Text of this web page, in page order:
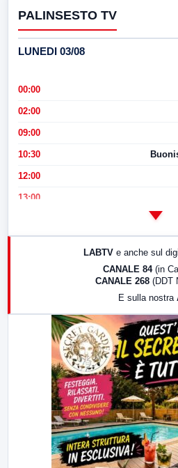
PALINSESTO TV
LUNEDI 03/08
00:00
02:00
09:00
10:30
12:00
13:00
LABTV e anche sul
CANALE 84 (in
CANALE 268 (DDT
E sulla nostra